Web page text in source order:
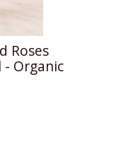
Roses
- Organic